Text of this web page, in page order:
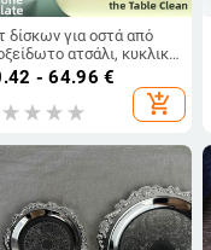
δίσκων για οστά από
ατσάλι, κυκλικό
στιλ ελαφριάς
διάφορα
- 64.96 €
add_shopping_cart